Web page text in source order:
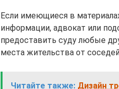
Если имеющиеся в
информации, адвокат или
предоставить суду любые
места жительства от
Читайте также: Дизайн